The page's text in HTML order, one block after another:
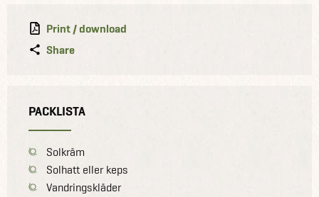
Print / download
Share
PACKLISTA
Solkräm
Solhatt eller keps
Vandringskläder